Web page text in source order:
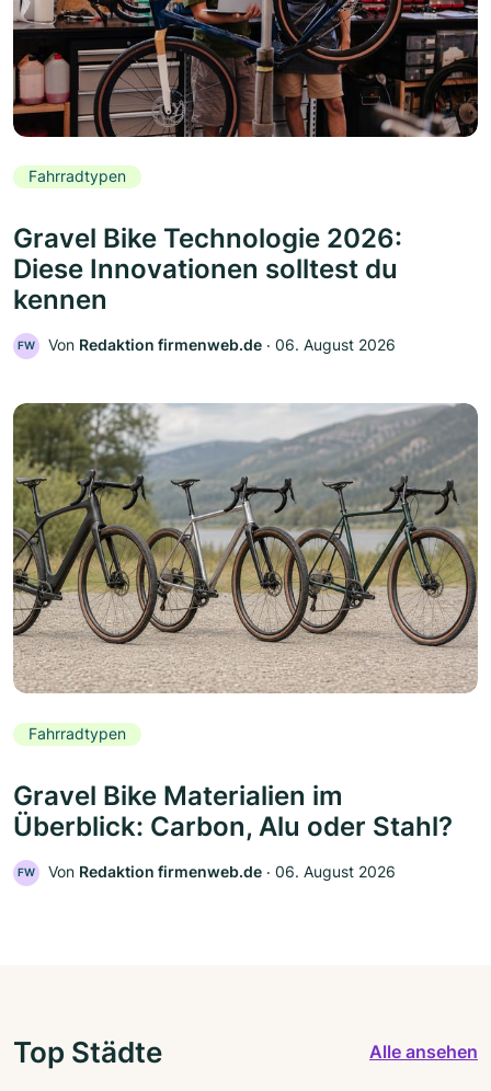
Fahrradtypen
Gravel Bike Technologie 2026:
Diese Innovationen solltest du
kennen
FW Von Redaktion firmenweb.de ‧ 06. August 2026
Fahrradtypen
Gravel Bike Materialien im
Überblick: Carbon, Alu oder Stahl?
FW Von Redaktion firmenweb.de ‧ 06. August 2026
Top Städte Alle ansehen